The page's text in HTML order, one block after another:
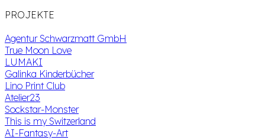
PROJEKTE
Agentur Schwarzmatt GmbH
True Moon Love
LUMAKI
Galinka Kinderbücher
Lino Print Club
Atelier23
Sockstar-Monster
This is my Switzerland
AI-Fantasy-Art